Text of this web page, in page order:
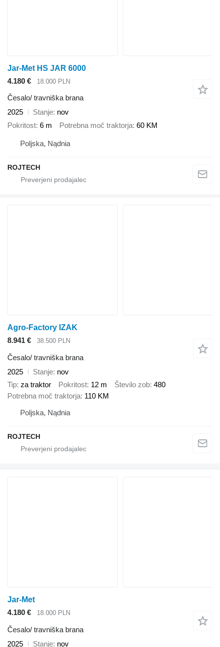
Jar-Met HS JAR 6000
4.180 €
18.000 PLN
Česalo/ travniška brana
2025
Stanje nov
Pokritost 6 m Potrebna moč traktorja 60 KM
Poljska, Nądnia
ROJTECH
Agro-Factory IZAK
8.941 €
38.500 PLN
Česalo/ travniška brana
2025
Stanje nov
Tip za traktor Pokritost 12 m Število zob 480
Potrebna moč traktorja 110 KM
Poljska, Nądnia
ROJTECH
Jar-Met
4.180 €
18.000 PLN
Česalo/ travniška brana
2025
Stanje nov